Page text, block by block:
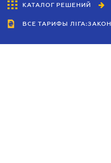
КАТАЛОГ РЕШЕНИЙ
ВСЕ ТАРИФЫ ЛІГА:ЗАКОН